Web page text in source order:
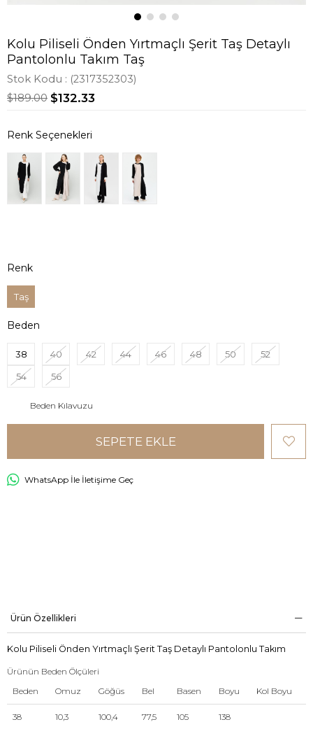
Kolu Piliseli Önden Yırtmaçlı Şerit Taş Detaylı
Pantolonlu Takım Taş
Stok Kodu (2317352303)
$189.00 $132.33
Renk
Taş
Beden
38 40 42 44 46 48 50
52
54
56
Beden Kılavuzu
WhatsApp İle İletişime Geç
Ürün Özellikleri
Kolu Piliseli Önden Yırtmaçlı Şerit Taş Detaylı Pantolonlu Takım
Ürünün Beden Ölçüleri
Beden
Omuz Göğüs Bel Basen Boyu Kol Boyu
38 10,3 100,4 77,5 105 138